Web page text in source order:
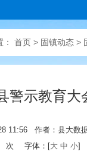
首页 > 固镇动态 >
警示教育大
11:56 作者：县大
次 字体：[大 中 小]